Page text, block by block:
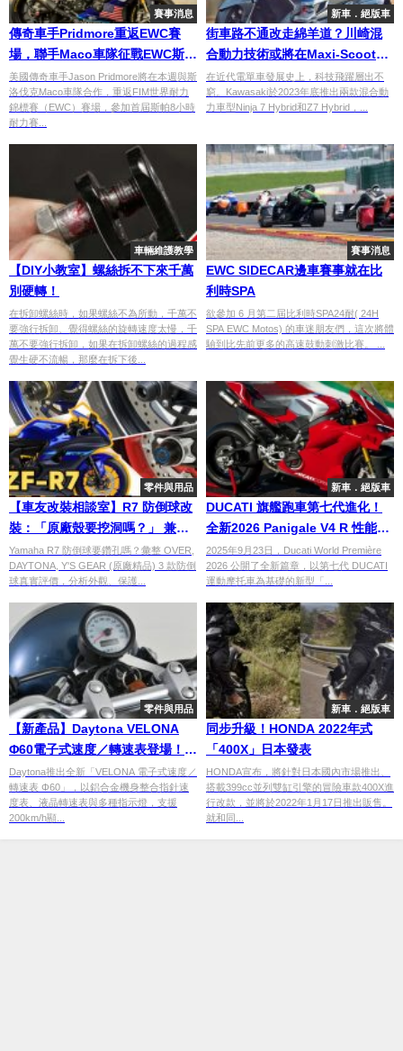
賽事消息
傳奇車手Pridmore重返EWC賽
場，聯手Maco車隊征戰EWC斯帕
8小時耐力賽！
美國傳奇車手Jason Pridmore將在本週與斯
洛伐克Maco車隊合作，重返FIM世界耐力
錦標賽（EWC）賽場，參加首屆斯帕8小時
耐力賽...
新車．絕版車
街車路不通改走綿羊道？川崎混
合動力技術或將在Maxi-Scooter
上重生
在近代電單車發展史上，科技飛躍層出不
窮。Kawasaki於2023年底推出兩款混合動
力車型Ninja 7 Hybrid和Z7 Hybrid，...
車輛維護教學
【DIY小教室】螺絲拆不下來千萬
別硬轉！
在拆卸螺絲時，如果螺絲不為所動，千萬不
要強行拆卸、覺得螺絲的旋轉速度太慢，千
萬不要強行拆卸，如果在拆卸螺絲的過程感
覺生硬不流暢，那麼在拆下後...
賽事消息
EWC SIDECAR邊車賽事就在比
利時SPA
欲參加 6 月第二屆比利時SPA24耐( 24H
SPA EWC Motos) 的車迷朋友們，這次將體
驗到比先前更多的高速鼓動刺激比賽。 ...
零件與用品
【車友改裝相談室】R7 防倒球改
裝：「原廠殼要挖洞嗎？」 兼顧
「保護力」與「車身美學」的終
極解答｜台日車友評價匯總
Yamaha R7 防倒球要鑽孔嗎？彙整 OVER,
DAYTONA, Y'S GEAR (原廠精品) 3 款防倒
球真實評價，分析外觀、保護...
新車．絕版車
DUCATI 旗艦跑車第七代進化！
全新2026 Panigale V4 R 性能、
空力全面進化
2025年9月23日，Ducati World Première
2026 公開了全新篇章，以第七代 DUCATI
運動摩托車為基礎的新型「...
零件與用品
【新產品】Daytona VELONA
Φ60電子式速度／轉速表登場！鋁
合金機身整合多功能儀表 對應
改裝車與復古車系
Daytona推出全新「VELONA 電子式速度／
轉速表 Φ60」，以鋁合金機身整合指針速
度表、液晶轉速表與多種指示燈，支援
200km/h顯...
新車．絕版車
同步升級！HONDA 2022年式
「400X」日本發表
HONDA宣布，將針對日本國內市場推出、
搭載399cc並列雙缸引擎的冒險車款400X進
行改款，並將於2022年1月17日推出販售。
就和同...